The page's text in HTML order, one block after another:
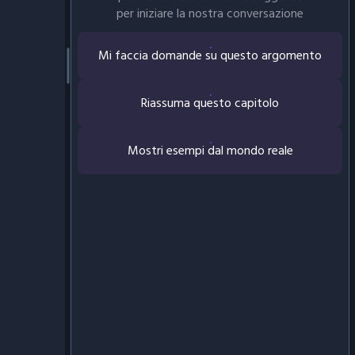
per iniziare la nostra conversazione
Mi faccia domande su questo argomento
Riassuma questo capitolo
Mostri esempi dal mondo reale